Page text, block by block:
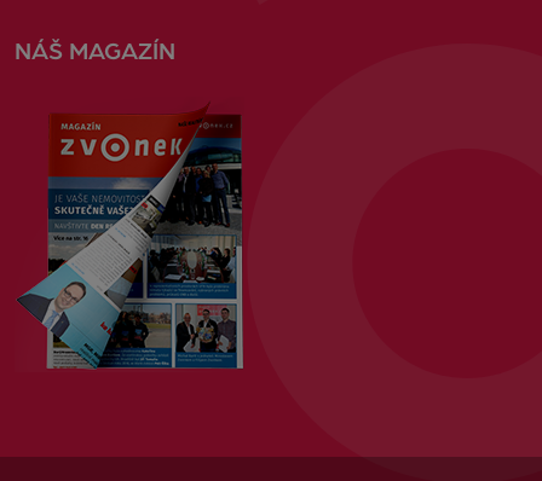
NÁŠ MAGAZÍN